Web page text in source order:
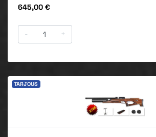
Hinta
645,00 €
- +
TARJOUS